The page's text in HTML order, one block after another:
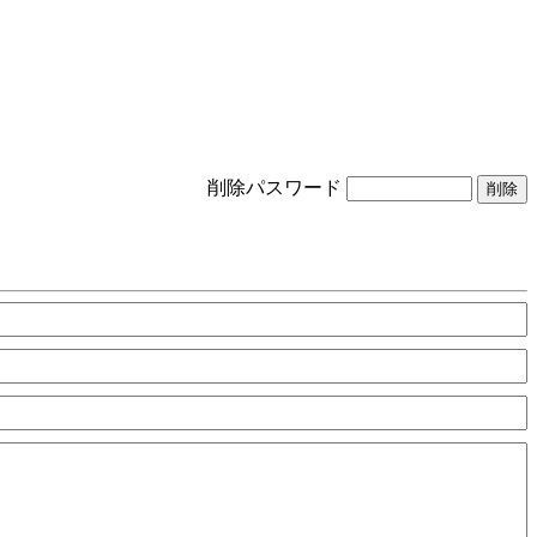
削除パスワード